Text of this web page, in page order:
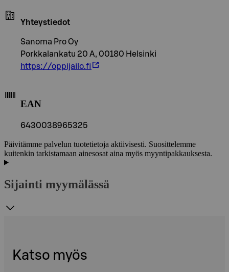
Yhteystiedot
Sanoma Pro Oy
Porkkalankatu 20 A, 00180 Helsinki
https://oppijailo.fi
EAN
6430038965325
Päivitämme palvelun tuotetietoja aktiivisesti. Suosittelemme
kuitenkin tarkistamaan ainesosat aina myös myyntipakkauksesta.
Sijainti myymälässä
Katso myös